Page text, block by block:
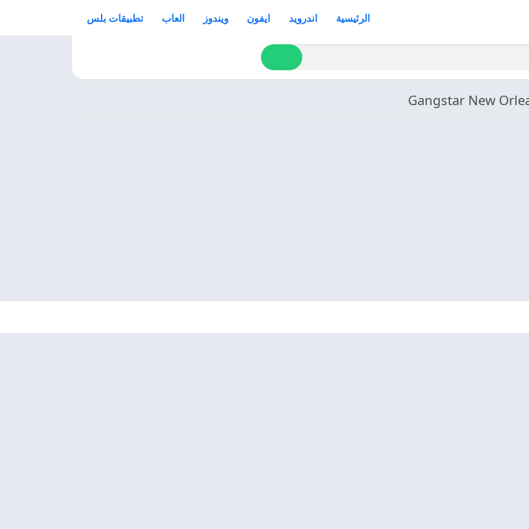
الرئيسية اندرويد ايفون ويندوز العاب تطبيقات بلس